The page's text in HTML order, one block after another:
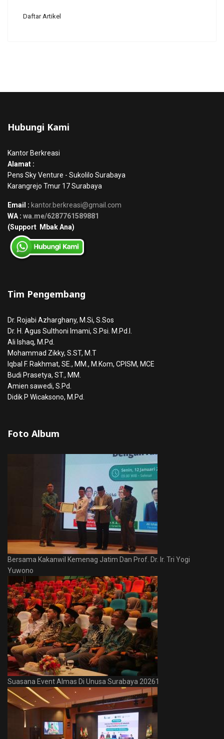
Daftar Artikel
Hubungi Kami
Kantor Berkreasi
Alamat :
Pens Sky Venture - Sukolilo Surabaya
Karangrejo Tmur 17 Surabaya
Email : kantor.berkreasi@gmail.com
WA : wa.me/6287761589881
(Support Mbak Ana)
Tim Pengembang
Dr. Rojabi Azharghany, M.Si, S.Sos
Dr. H. Agus Sulthoni Imami, S.Psi. M.Pd.I.
Ali Ishaq, M.Pd.
Mohammad Zikky, S.ST, M.T
Iqbal F. Rakhmat, SE., MM., M.Kom, CPISM, MCE
Budi Prasetya, ST., MM.
Amien sawedi, S.Pd.
Didik P Wicaksono, M.Pd.
Foto Album
Bersama Kakanwil Kemenag Jatim Dan Prof. Dr. Ir. Tri Yogi
Yuwono
Suasana Event Almas Di Unusa Surabaya 20261